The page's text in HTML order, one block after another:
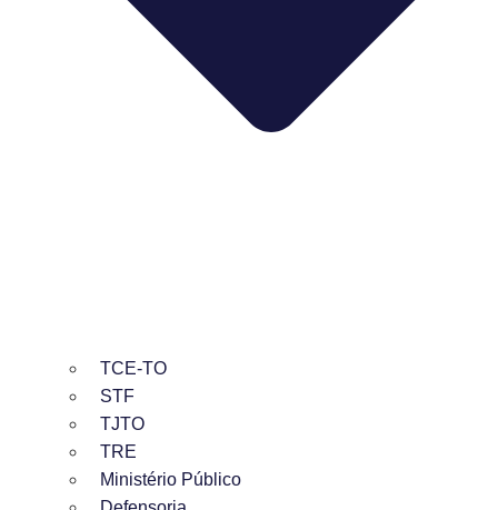
TCE-TO
STF
TJTO
TRE
Ministério Público